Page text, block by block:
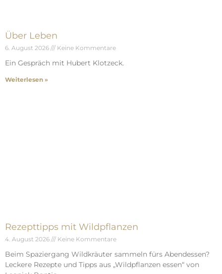
Über Leben
6. August 2026 Keine Kommentare
Ein Gespräch mit Hubert Klotzeck.
Weiterlesen »
Rezepttipps mit Wildpflanzen
4. August 2026 Keine Kommentare
Beim Spaziergang Wildkräuter sammeln fürs Abendessen?
Leckere Rezepte und Tipps aus „Wildpflanzen essen“ von